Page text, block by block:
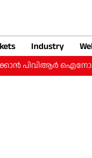
Industry
ഐനോക്‌സ്;